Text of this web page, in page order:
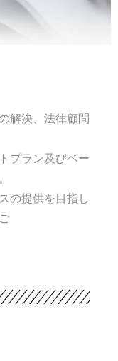
解決、法律顧問
プラン及びベー
の提供を目指し